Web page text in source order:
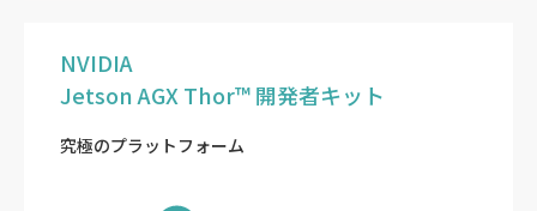
NVIDIA
Jetson AGX Thor™ 開発者キット
究極のプラットフォーム